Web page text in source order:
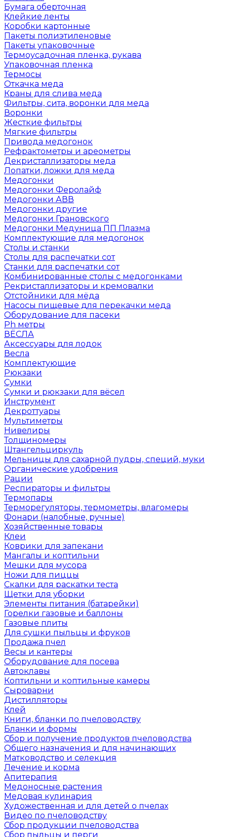
Бумага оберточная
Клейкие ленты
Коробки картонные
Пакеты полиэтиленовые
Пакеты упаковочные
Термоусадочная пленка, рукава
Упаковочная пленка
Термосы
Откачка меда
Краны для слива меда
Фильтры, сита, воронки для меда
Воронки
Жесткие фильтры
Мягкие фильтры
Привода медогонок
Рефрактометры и ареометры
Декристаллизаторы меда
Лопатки, ложки для меда
Медогонки
Медогонки Феролайф
Медогонки АВВ
Медогонки другие
Медогонки Грановского
Медогонки Медуница ПП Плазма
Комплектующие для медогонок
Столы и станки
Столы для распечатки сот
Станки для распечатки сот
Комбинированные столы с медогонками
Рекристаллизаторы и кремовалки
Отстойники для мёда
Насосы пищевые для перекачки меда
Оборудование для пасеки
Ph метры
ВЁСЛА
Аксессуары для лодок
Весла
Комплектующие
Рюкзаки
Сумки
Сумки и рюкзаки для вёсел
Инструмент
Декроттуары
Мультиметры
Нивелиры
Толщиномеры
Штангельциркуль
Мельницы для сахарной пудры, специй, муки
Органические удобрения
Рации
Респираторы и фильтры
Термопары
Терморегуляторы, термометры, влагомеры
Фонари (налобные, ручные)
Хозяйственные товары
Клеи
Коврики для запекани
Мангалы и коптильни
Мешки для мусора
Ножи для пиццы
Скалки для раскатки теста
Щетки для уборки
Элементы питания (батарейки)
Горелки газовые и баллоны
Газовые плиты
Для сушки пыльцы и фруков
Продажа пчел
Весы и кантеры
Оборудование для посева
Автоклавы
Коптильни и коптильные камеры
Сыроварни
Дистилляторы
Клей
Книги, бланки по пчеловодству
Бланки и формы
Сбор и получение продуктов пчеловодства
Общего назначения и для начинающих
Матководство и селекция
Лечение и корма
Апитерапия
Медоносные растения
Медовая кулинария
Художественная и для детей о пчелах
Видео по пчеловодству
Сбор продукции пчеловодства
Сбор пыльцы и перги